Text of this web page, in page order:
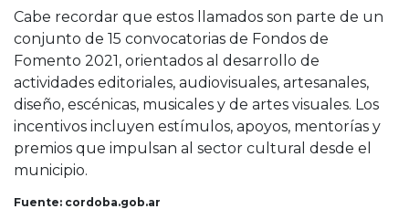
Cabe recordar que estos llamados son parte de un
conjunto de 15 convocatorias de Fondos de
Fomento 2021, orientados al desarrollo de
actividades editoriales, audiovisuales, artesanales,
diseño, escénicas, musicales y de artes visuales. Los
incentivos incluyen estímulos, apoyos, mentorías y
premios que impulsan al sector cultural desde el
municipio.
Fuente: cordoba.gob.ar